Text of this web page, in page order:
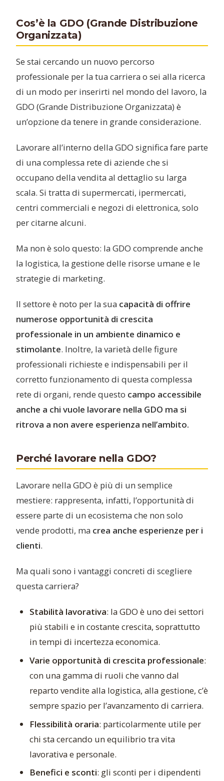
Cos’è la GDO (Grande Distribuzione
Organizzata)
Se stai cercando un nuovo percorso
professionale per la tua carriera o sei alla ricerca
di un modo per inserirti nel mondo del lavoro, la
GDO (Grande Distribuzione Organizzata) è
un’opzione da tenere in grande considerazione.
Lavorare all’interno della GDO significa fare parte
di una complessa rete di aziende che si
occupano della vendita al dettaglio su larga
scala. Si tratta di supermercati, ipermercati,
centri commerciali e negozi di elettronica, solo
per citarne alcuni.
Ma non è solo questo: la GDO comprende anche
la logistica, la gestione delle risorse umane e le
strategie di marketing.
Il settore è noto per la sua capacità di offrire
numerose opportunità di crescita
professionale in un ambiente dinamico e
stimolante. Inoltre, la varietà delle figure
professionali richieste e indispensabili per il
corretto funzionamento di questa complessa
rete di organi, rende questo campo accessibile
anche a chi vuole lavorare nella GDO ma si
ritrova a non avere esperienza nell’ambito.
Perché lavorare nella GDO?
Lavorare nella GDO è più di un semplice
mestiere: rappresenta, infatti, l’opportunità di
essere parte di un ecosistema che non solo
vende prodotti, ma crea anche esperienze per i
clienti.
Ma quali sono i vantaggi concreti di scegliere
questa carriera?
Stabilità lavorativa: la GDO è uno dei settori
più stabili e in costante crescita, soprattutto
in tempi di incertezza economica.
Varie opportunità di crescita professionale:
con una gamma di ruoli che vanno dal
reparto vendite alla logistica, alla gestione, c’è
sempre spazio per l’avanzamento di carriera.
Flessibilità oraria: particolarmente utile per
chi sta cercando un equilibrio tra vita
lavorativa e personale.
Benefici e sconti: gli sconti per i dipendenti